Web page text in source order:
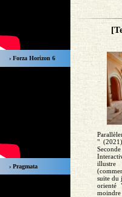
› Forza Horizon 6
› Pragmata
"
suite du
orienté
moindre